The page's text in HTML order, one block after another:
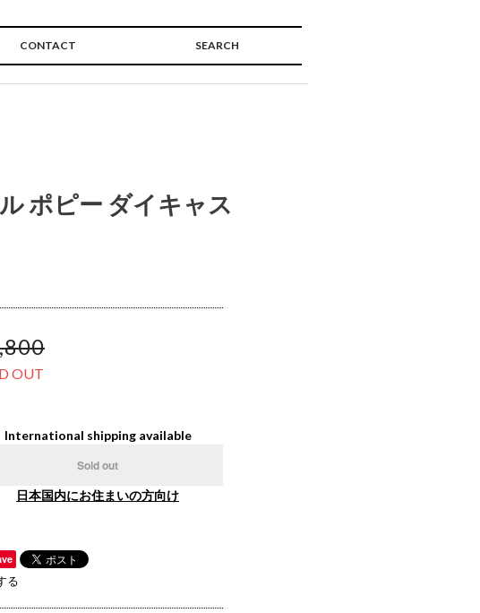
CONTACT SEARCH
ポピー ダイキャス
OUT
International shipping available
Sold out
日本国内にお住まいの方向け
る